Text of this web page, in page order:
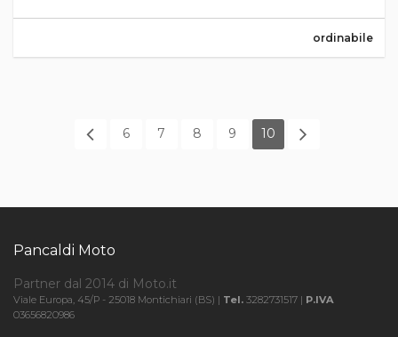
ordinabile
6 7 8 9 10
Pancaldi Moto
Partner dal 2014 di Moto.it
Viale Europa, 45/P - 25018 Montichiari (BS) | Tel. 3282731517 | P.IVA
03656820986